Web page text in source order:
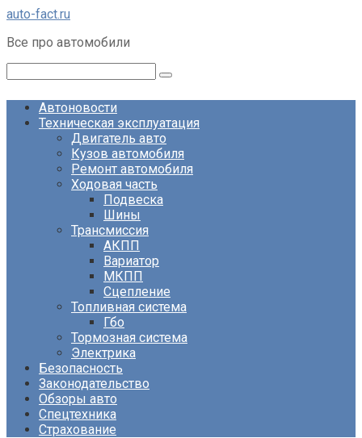
Перейти
контенту
auto-fact.ru
Все про автомобили
Автоновости
Техническая эксплуатация
Двигатель авто
Кузов автомобиля
Ремонт автомобиля
Ходовая часть
Подвеска
Шины
Трансмиссия
АКПП
Вариатор
МКПП
Сцепление
Топливная система
Гбо
Тормозная система
Электрика
Безопасность
Законодательство
Обзоры авто
Спецтехника
Страхование